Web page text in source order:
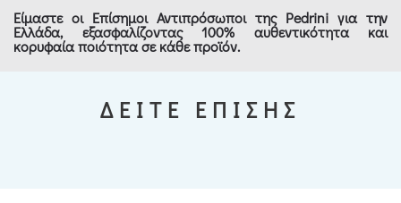
Είμαστε οι Επίσημοι Αντιπρόσωποι της Pedrini για την
Ελλάδα, εξασφαλίζοντας 100% αυθεντικότητα και
κορυφαία ποιότητα σε κάθε προϊόν.
ΔΕΙΤΕ ΕΠΙΣΗΣ